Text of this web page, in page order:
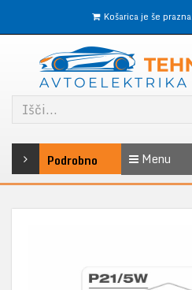
Košarica je še prazna
Podrobno Menu